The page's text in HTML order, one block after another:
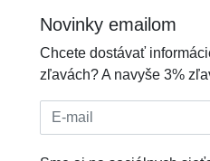
Novinky emailom
Chcete dostávať
zľavách? A navyše 3%
E-mail: